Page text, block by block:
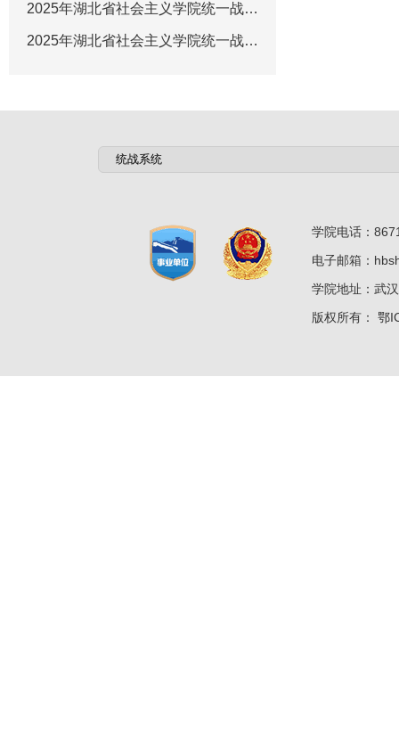
2025年湖北省社会主义学院统一战线智库招标课题立项名单公示
2025年湖北省社会主义学院统一战线智库课题招标公告
学院电话：
电子邮箱：
学院地址：武
版权所有： 鄂